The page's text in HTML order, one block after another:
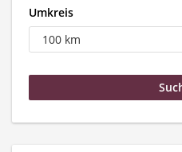
Umkreis